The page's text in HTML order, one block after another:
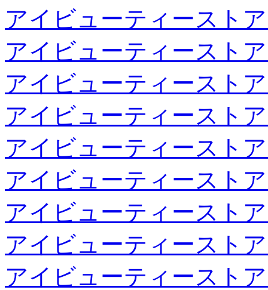
アイビューティースト
アイビューティースト
アイビューティースト
アイビューティースト
アイビューティースト
アイビューティースト
アイビューティースト
アイビューティースト
アイビューティースト